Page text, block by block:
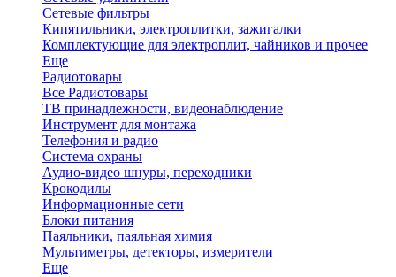
Сетевые фильтры
Кипятильники, электроплитки, зажигалки
Комплектующие для электроплит, чайников и прочее
Еще
Радиотовары
Все Радиотовары
ТВ принадлежности, видеонаблюдение
Инструмент для монтажа
Телефония и радио
Система охраны
Аудио-видео шнуры, переходники
Крокодилы
Информационные сети
Блоки питания
Паяльники, паяльная химия
Мультиметры, детекторы, измерители
Еще